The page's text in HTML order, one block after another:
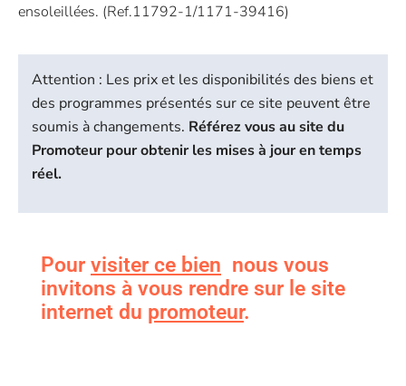
ensoleillées. (Ref.11792-1/1171-39416)
Attention : Les prix et les disponibilités des biens et
des programmes présentés sur ce site peuvent être
soumis à changements. Référez vous au site du
Promoteur pour obtenir les mises à jour en temps
réel.
Pour visiter ce bien nous vous
invitons à vous rendre sur le site
internet du promoteur.